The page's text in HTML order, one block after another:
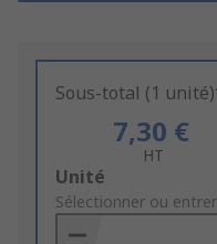
Sous-total (1
7,30 €
HT
Add
to
Basket
Unité
Sélectionner ou